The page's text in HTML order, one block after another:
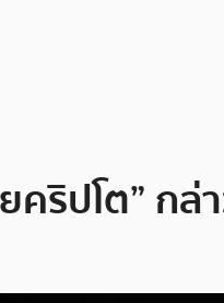
คริปโต” ก